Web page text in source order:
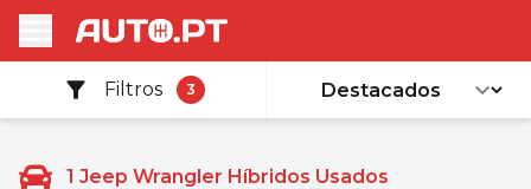
Filtros 3
1 Jeep Wrangler Híbridos Usados